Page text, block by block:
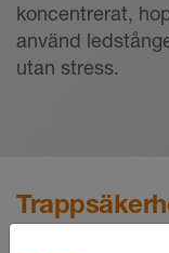
koncentrerat,
använd
utan stress.